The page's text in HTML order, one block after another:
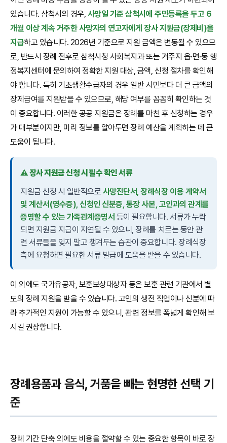
있습니다. 삼척시의 경우, 사망일 기준 삼척시에 주민등록을 두고 6
개월 이상 계속 거주한 사망자의 연고자에게 장사 지원금(장제비)을
지급하고 있습니다. 2026년 기준으로 지원 금액은 변동될 수 있으므
로, 반드시 장례 전후로 삼척시청 사회복지과 또는 거주지 읍·면·동 행
정복지센터에 문의하여 정확한 지원 대상, 금액, 신청 절차를 확인해
야 합니다. 특히 기초생활수급자의 경우 일반 시민보다 더 큰 금액의
장제급여를 지원받을 수 있으므로, 해당 여부를 꼼꼼히 확인하는 것
이 중요합니다. 이러한 공공 지원금은 장례를 마친 후 신청하는 경우
가 대부분이지만, 미리 정보를 알아두면 장례 예산을 계획하는 데 큰
도움이 됩니다.
⚠️ 장사 지원금 신청 시 필수 확인 서류
지원금 신청 시 일반적으로 사망진단서, 장례식장 이용 계약서
및 계산서(영수증), 신청인 신분증, 통장 사본, 고인과의 관계를
증명할 수 있는 가족관계증명서 등이 필요합니다. 서류가 누락
되면 지원금 지급이 지연될 수 있으니, 장례를 치르는 동안 관
련 서류들을 잊지 말고 챙겨두는 습관이 중요합니다. 장례식장
측에 요청하면 필요한 서류 발급에 도움을 받을 수 있습니다.
이 외에도 국가유공자, 보훈보상대상자 등은 보훈 관련 기관에서 별
도의 장례 지원을 받을 수 있습니다. 고인의 생전 직업이나 신분에 따
라 추가적인 지원이 가능할 수 있으니, 관련 정보를 폭넓게 확인해 보
시길 권장합니다.
장례용품과 음식, 거품을 빼는 현명한 선택 기
준
장례 기간 단축 외에도 비용을 절약할 수 있는 중요한 항목이 바로 장